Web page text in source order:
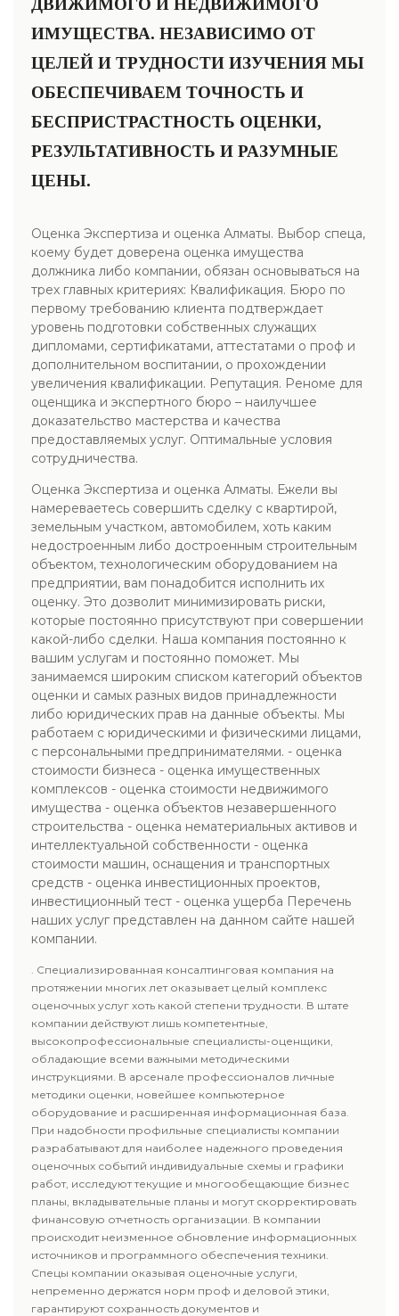
ДВИЖИМОГО И НЕДВИЖИМОГО
ИМУЩЕСТВА. НЕЗАВИСИМО ОТ
ЦЕЛЕЙ И ТРУДНОСТИ ИЗУЧЕНИЯ МЫ
ОБЕСПЕЧИВАЕМ ТОЧНОСТЬ И
БЕСПРИСТРАСТНОСТЬ ОЦЕНКИ,
РЕЗУЛЬТАТИВНОСТЬ И РАЗУМНЫЕ
ЦЕНЫ.
Оценка Экспертиза и оценка Алматы. Выбор спеца,
коему будет доверена оценка имущества
должника либо компании, обязан основываться на
трех главных критериях: Квалификация. Бюро по
первому требованию клиента подтверждает
уровень подготовки собственных служащих
дипломами, сертификатами, аттестатами о проф и
дополнительном воспитании, о прохождении
увеличения квалификации. Репутация. Реноме для
оценщика и экспертного бюро – наилучшее
доказательство мастерства и качества
предоставляемых услуг. Оптимальные условия
сотрудничества.
Оценка Экспертиза и оценка Алматы. Ежели вы
намереваетесь совершить сделку с квартирой,
земельным участком, автомобилем, хоть каким
недостроенным либо достроенным строительным
объектом, технологическим оборудованием на
предприятии, вам понадобится исполнить их
оценку. Это дозволит минимизировать риски,
которые постоянно присутствуют при совершении
какой-либо сделки. Наша компания постоянно к
вашим услугам и постоянно поможет. Мы
занимаемся широким списком категорий объектов
оценки и самых разных видов принадлежности
либо юридических прав на данные объекты. Мы
работаем с юридическими и физическими лицами,
с персональными предпринимателями. - оценка
стоимости бизнеса - оценка имущественных
комплексов - оценка стоимости недвижимого
имущества - оценка объектов незавершенного
строительства - оценка нематериальных активов и
интеллектуальной собственности - оценка
стоимости машин, оснащения и транспортных
средств - оценка инвестиционных проектов,
инвестиционный тест - оценка ущерба Перечень
наших услуг представлен на данном сайте нашей
компании.
. Специализированная консалтинговая компания на
протяжении многих лет оказывает целый комплекс
оценочных услуг хоть какой степени трудности. В штате
компании действуют лишь компетентные,
высокопрофессиональные специалисты-оценщики,
обладающие всеми важными методическими
инструкциями. В арсенале профессионалов личные
методики оценки, новейшее компьютерное
оборудование и расширенная информационная база.
При надобности профильные специалисты компании
разрабатывают для наиболее надежного проведения
оценочных событий индивидуальные схемы и графики
работ, исследуют текущие и многообещающие бизнес
планы, вкладывательные планы и могут скорректировать
финансовую отчетность организации. В компании
происходит неизменное обновление информационных
источников и программного обеспечения техники.
Спецы компании оказывая оценочные услуги,
непременно держатся норм проф и деловой этики,
гарантируют сохранность документов и